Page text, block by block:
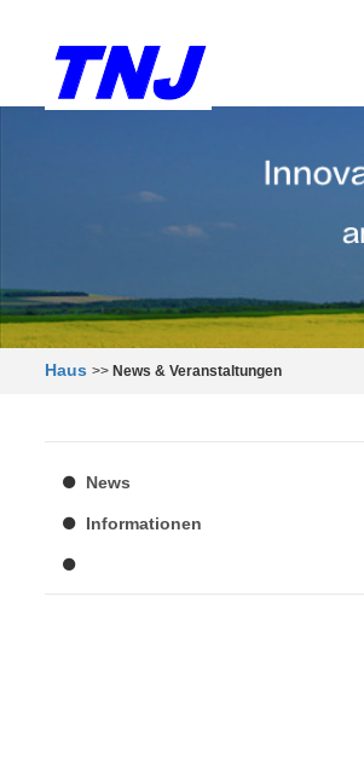
Haus >> News & Veranstaltungen
News
Informationen